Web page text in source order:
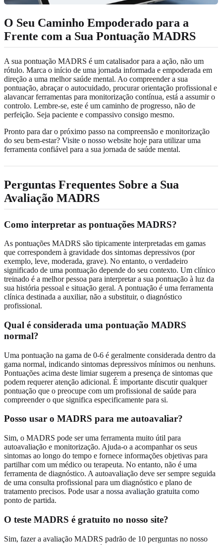
O Seu Caminho Empoderado para a
Frente com a Sua Pontuação MADRS
A sua pontuação MADRS é um catalisador para a ação, não um
rótulo. Marca o início de uma jornada informada e empoderada em
direção a uma melhor saúde mental. Ao compreender a sua
pontuação, abraçar o autocuidado, procurar orientação profissional e
alavancar ferramentas para monitorização contínua, está a assumir o
controlo. Lembre-se, este é um caminho de progresso, não de
perfeição. Seja paciente e compassivo consigo mesmo.
Pronto para dar o próximo passo na compreensão e monitorização
do seu bem-estar? Visite o nosso website hoje para utilizar uma
ferramenta confiável para a sua jornada de saúde mental.
Perguntas Frequentes Sobre a Sua
Avaliação MADRS
Como interpretar as pontuações MADRS?
As pontuações MADRS são tipicamente interpretadas em gamas
que correspondem à gravidade dos sintomas depressivos (por
exemplo, leve, moderada, grave). No entanto, o verdadeiro
significado de uma pontuação depende do seu contexto. Um clínico
treinado é a melhor pessoa para interpretar a sua pontuação à luz da
sua história pessoal e situação geral. A pontuação é uma ferramenta
clínica destinada a auxiliar, não a substituir, o diagnóstico
profissional.
Qual é considerada uma pontuação MADRS
normal?
Uma pontuação na gama de 0-6 é geralmente considerada dentro da
gama normal, indicando sintomas depressivos mínimos ou nenhuns.
Pontuações acima deste limiar sugerem a presença de sintomas que
podem requerer atenção adicional. É importante discutir qualquer
pontuação que o preocupe com um profissional de saúde para
compreender o que significa especificamente para si.
Posso usar o MADRS para me autoavaliar?
Sim, o MADRS pode ser uma ferramenta muito útil para
autoavaliação e monitorização. Ajuda-o a acompanhar os seus
sintomas ao longo do tempo e fornece informações objetivas para
partilhar com um médico ou terapeuta. No entanto, não é uma
ferramenta de diagnóstico. A autoavaliação deve ser sempre seguida
de uma consulta profissional para um diagnóstico e plano de
tratamento precisos. Pode usar a nossa avaliação gratuita como
ponto de partida.
O teste MADRS é gratuito no nosso site?
Sim, fazer a avaliação MADRS padrão de 10 perguntas no nosso